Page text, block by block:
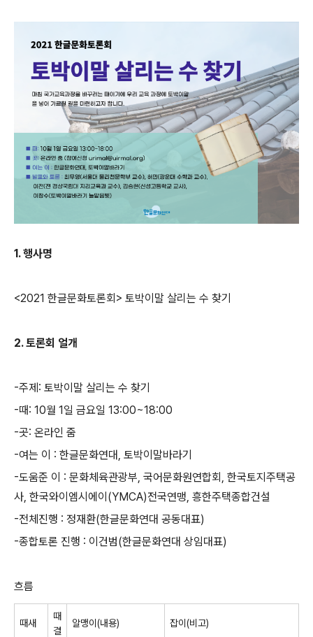
1. 행사명
<2021 한글문화토론회 > 토박이말 살리는 수 찾기
2.토론회 얼개
-주제 : 토박이말 살리는 수 찾기
-때: 10월 1일 금요일 13:00~18:00
-곳: 온라인 줌
-여는 이 : 한글문화연대, 토박이말바라기
-도움준 이 : 문화체육관광부, 국어문화원연합회 , 한국토지주택공
사, 한국와이엠시에이 (YMCA)전국연맹, 흥한주택종합건설
-전체진행 : 정재환(한글문화연대 공동대표)
-종합토론 진행 : 이건범(한글문화연대 상임대표)
흐름
때새
때
결
알맹이 (내용) 잡이 (비고)